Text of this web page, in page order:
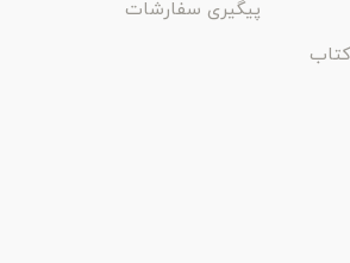
پیگیری سفارشات